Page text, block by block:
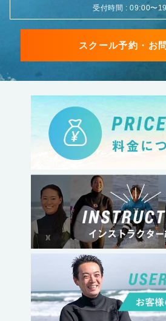
受付時間 : 09:00〜
スクール予約・お